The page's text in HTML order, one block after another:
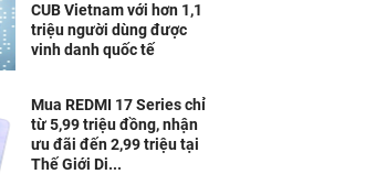
CUB Vietnam với hơn 1,1
triệu người dùng được
vinh danh quốc tế
Mua REDMI 17 Series chỉ
từ 5,99 triệu đồng, nhận
ưu đãi đến 2,99 triệu tại
Thế Giới Di...